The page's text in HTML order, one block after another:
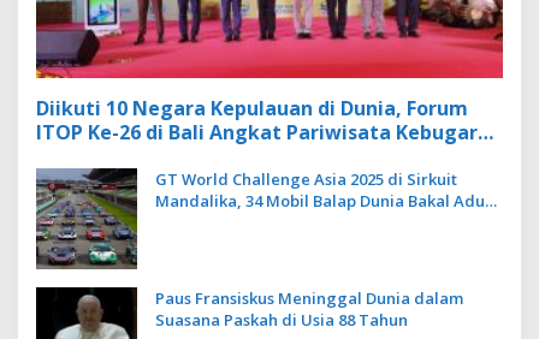
Diikuti 10 Negara Kepulauan di Dunia, Forum
ITOP Ke-26 di Bali Angkat Pariwisata Kebugaran
GT World Challenge Asia 2025 di Sirkuit
Mandalika, 34 Mobil Balap Dunia Bakal Adu
Paus Fransiskus Meninggal Dunia dalam
Suasana Paskah di Usia 88 Tahun